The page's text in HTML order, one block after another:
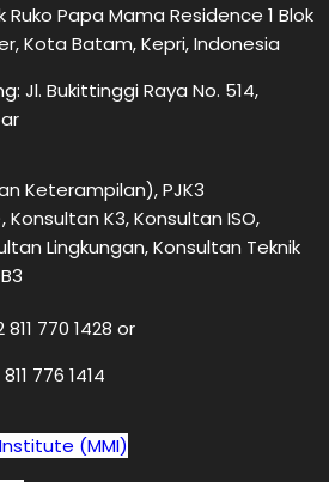
Papa Mama Residence 1 Blok
Kota Batam, Kepri, Indonesia
Jl. Bukittinggi Raya No. 514,
Keterampilan), PJK3
K3, Konsultan ISO,
Lingkungan, Konsultan Teknik
811 770 1428 or
776 1414
(MMI)